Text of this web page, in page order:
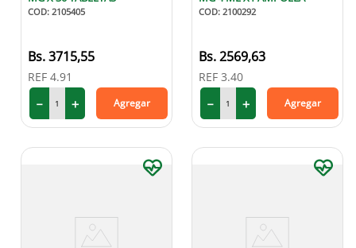
COD: 2105405
3715,55
REF 4.91
＋
－ Agregar
COD: 2100292
2569,63
REF 3.40
＋
－ Agregar